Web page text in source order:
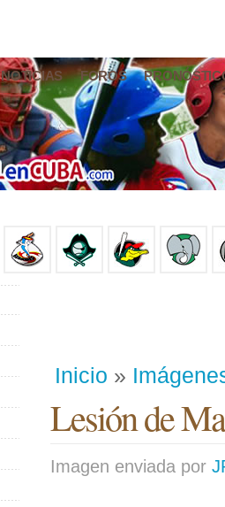
NOTICIAS FOROS
Inicio »
Lesión de
Imagen enviada por